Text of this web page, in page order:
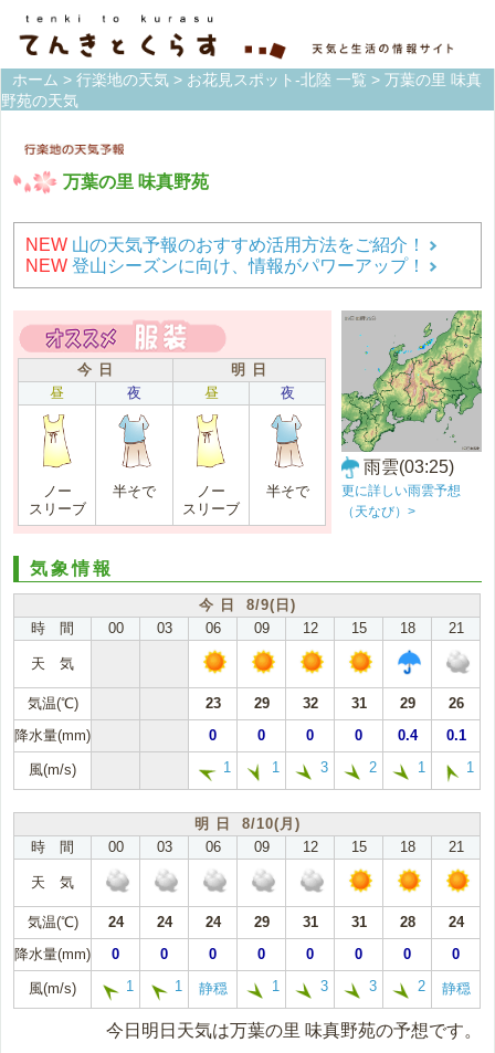
ホーム > 行楽地の天気 > お花見スポット-北陸 一覧 > 万葉の里 味真
野苑の天気
万葉の里 味真野苑
NEW 山の天気予報のおすすめ活用方法をご紹介！
NEW 登山シーズンに向け、情報がパワーアップ！
今 日
明 日
昼
夜 昼 夜
ノー
スリーブ
半そで
ノー
スリーブ
半そで
雨雲(03:25)
更に詳しい雨雲予想
（天なび）>
気象情報
今 日 8/9(日)
時 間
00 03 06 09 12 15 18 21
天 気
気温(℃) 23 29 32 31 29
26
降水量(mm)
0 0 0 0 0.4 0.1
風(m/s) 1 1 3 2 1 1
明 日 8/10(月)
時 間
00 03 06 09 12 15 18 21
天 気
気温(℃) 24 24 24 29 31 31 28
24
降水量(mm)
0 0 0 0 0 0 0 0
風(m/s) 1 1 静穏 1 3 3 2 静穏
今日明日天気は万葉の里 味真野苑の予想です。